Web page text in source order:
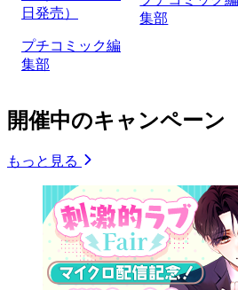
日発売）
プチコミック編
集部
集部
開催中のキャンペーン
もっと見る